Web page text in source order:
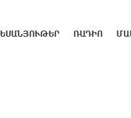
ՌԱԴԻՈ